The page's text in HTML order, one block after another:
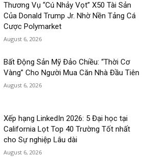
Thương Vụ “Cú Nhảy Vọt” X50 Tài Sản
Của Donald Trump Jr. Nhờ Nền Tảng Cá
Cược Polymarket
August 6, 2026
Bất Động Sản Mỹ Đảo Chiều: “Thời Cơ
Vàng” Cho Người Mua Căn Nhà Đầu Tiên
August 6, 2026
Xếp hạng LinkedIn 2026: 5 Đại học tại
California Lọt Top 40 Trường Tốt nhất
cho Sự nghiệp Lâu dài
August 6, 2026